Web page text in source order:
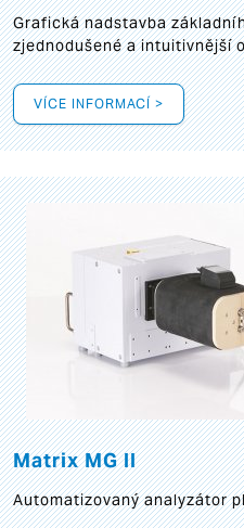
Grafickánadstavba
zjednodušené a intuitivnější
VÍCE INFORMACÍ >
Matrix MG II
Automatizovaný analyzátor